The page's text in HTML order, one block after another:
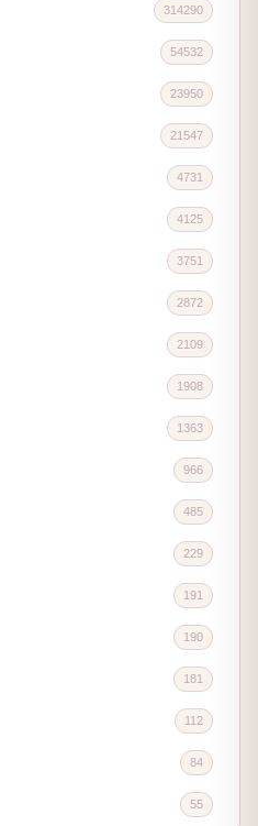
314290
54532
23950
21547
4731
4125
3751
2872
2109
1908
1363
966
485
229
191
190
181
112
84
55